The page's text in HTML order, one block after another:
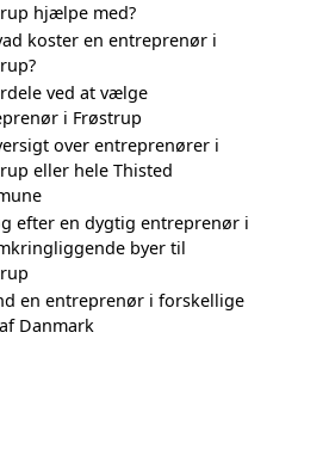
hjælpe med?
koster en entreprenør i
ved at vælge
i Frøstrup
over entreprenører i
eller hele Thisted
efter en dygtig entreprenør i
byer til
en entreprenør i forskellige
Danmark